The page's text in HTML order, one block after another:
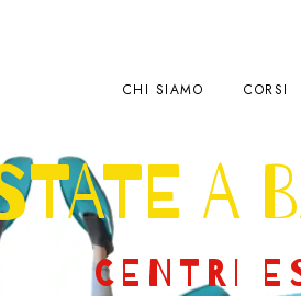
CHI SIAMO CORSI
A
CENTRI